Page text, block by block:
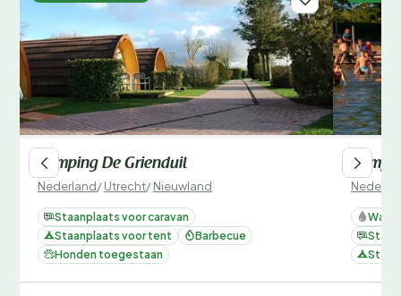
Camping De Grienduil
Nederland/Utrecht/Nieuwland
Staanplaats voor caravan
Staanplaats voor tent
Barbecue
Honden toegestaan